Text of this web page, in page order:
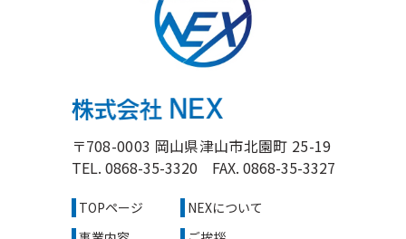
〒708-0003 岡山県津山市北園町 25-19
TEL. 0868-35-3320FAX. 0868-35-3327
TOPページ
NEXについて